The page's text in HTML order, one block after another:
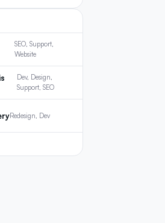
SEO, Support,
Website
Dev, Design,
Support, SEO
Redesign, Dev